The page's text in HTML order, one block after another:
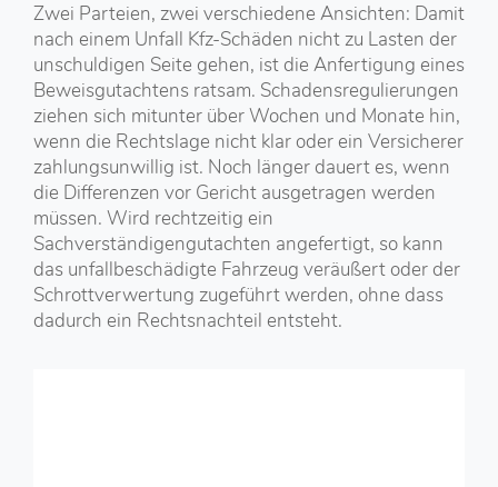
Zwei Parteien, zwei verschiedene Ansichten: Damit
nach einem Unfall Kfz-Schäden nicht zu Lasten der
unschuldigen Seite gehen, ist die Anfertigung eines
Beweisgutachtens ratsam. Schadensregulierungen
ziehen sich mitunter über Wochen und Monate hin,
wenn die Rechtslage nicht klar oder ein Versicherer
zahlungsunwillig ist. Noch länger dauert es, wenn
die Differenzen vor Gericht ausgetragen werden
müssen. Wird rechtzeitig ein
Sachverständigengutachten angefertigt, so kann
das unfallbeschädigte Fahrzeug veräußert oder der
Schrottverwertung zugeführt werden, ohne dass
dadurch ein Rechtsnachteil entsteht.